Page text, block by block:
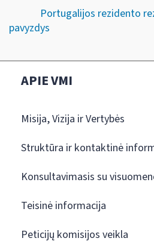
Portugalijos rezidento
pavyzdys
APIE VMI
Misija, Vizija ir Vertybės
Struktūra ir kontaktinė
Konsultavimasis su
Teisinė informacija
Peticijų komisijos veikla